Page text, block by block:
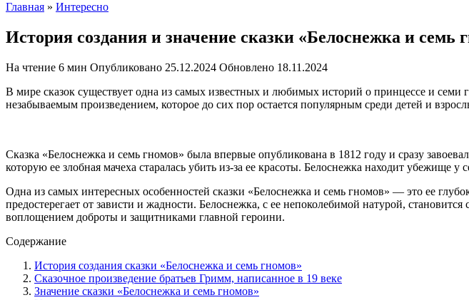
Главная » Интересно
История создания и значение сказки «Белоснежка и семь
На чтение 6 мин Опубликовано 25.12.2024 Обновлено 18.11.2024
В мире сказок существует одна из самых известных и любимых историй о принцессе и
незабываемым произведением, которое до сих пор остается популярным среди детей и
Сказка «Белоснежка и семь гномов» была впервые опубликована в 1812 году и сразу
которую ее злобная мачеха старалась убить из-за ее красоты. Белоснежка находит убежище
Одна из самых интересных особенностей сказки «Белоснежка и семь гномов» — это ее
предостерегает от зависти и жадности. Белоснежка, с ее непоколебимой натурой,
воплощением доброты и защитниками главной героини.
Содержание
История создания сказки «Белоснежка и семь гномов»
Сказочное произведение братьев Гримм, написанное в 19 веке
Значение сказки «Белоснежка и семь гномов»